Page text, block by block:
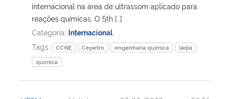
internacional na área de ultrassom aplicado para
reações químicas. O 5th […]
Categoria: Internacional
Tags:
CCNE Cepetro engenharia química
laqia
química